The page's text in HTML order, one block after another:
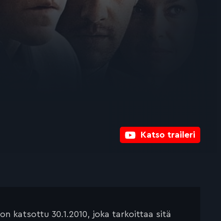
Katso traileri
katsottu 30.1.2010, joka tarkoittaa sitä